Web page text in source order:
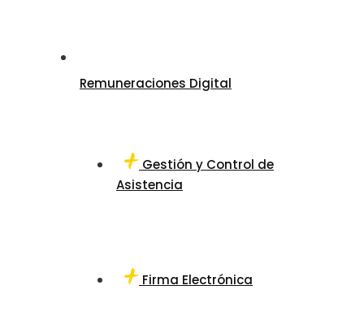
Remuneraciones Digital
Gestión y Control de
Asistencia
Firma Electrónica